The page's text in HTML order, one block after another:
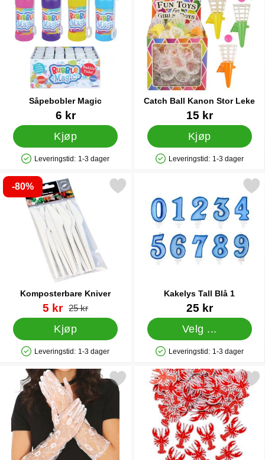
Såpebobler Magic
Varenummer 12437
6 kr
Kjøp
Produkttilgjengelighet: På lager
Leveringstid: 1-3 dager
Catch Ball Kanon Stor Leke
Varenummer 16905
15 kr
Kjøp
Produkttilgjengelighet: På lager
Leveringstid: 1-3 dager
-80%
Komposterbare Kniver
Varenummer 35328
ny pris
5 kr gammel pris
25 kr
Kjøp
Produkttilgjengelighet: På lager
Leveringstid: 1-3 dager
Merk komposterbare Kniver som favoritt
Kakelys Tall Blå 1
Varenummer 33045
25 kr
Velg ...
Produkttilgjengelighet: På lager
Leveringstid: 1-3 dager
Merk kakelys Tall
Merk lange Blondehansker Hvite som favoritt
Merk konfetti